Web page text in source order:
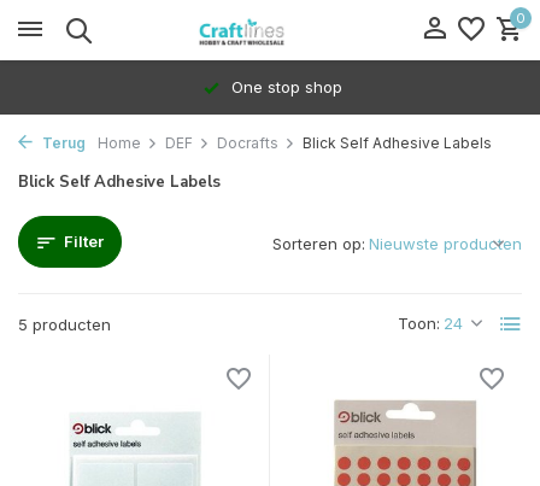
0
One stop shop
Terug Home DEF Docrafts Blick Self Adhesive Labels
Blick Self Adhesive Labels
Filter
5 producten Toon:
Sorteren op: